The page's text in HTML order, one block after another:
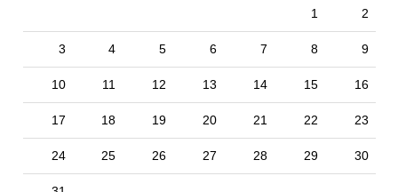
1 2
3 4 5 6 7 8 9
10 11 12 13 14 15 16
17 18 19 20 21 22 23
24 25 26 27 28 29 30